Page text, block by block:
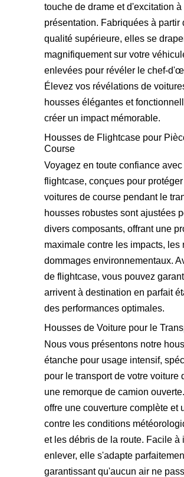
touche de drame et d'excitation à
présentation. Fabriquées à partir
qualité supérieure, elles se
magnifiquement sur votre
enlevées pour révéler le chef-
Élevez vos révélations de
housses élégantes et
créer un impact mémorable.
Housses de Flightcase pour
Course
Voyagez en toute confiance
flightcase, conçues pour
voitures de course pendant le
housses robustes sont ajustées
divers composants, offrant une
maximale contre les impacts, les
dommages environnementaux.
de flightcase, vous pouvez
arrivent à destination en parfait
des performances optimales.
Housses de Voiture pour le
Nous vous présentons notre
étanche pour usage intensif,
pour le transport de votre voiture
une remorque de camion
offre une couverture complète et
contre les conditions
et les débris de la route. Facile à
enlever, elle s'adapte
garantissant qu'aucun air ne